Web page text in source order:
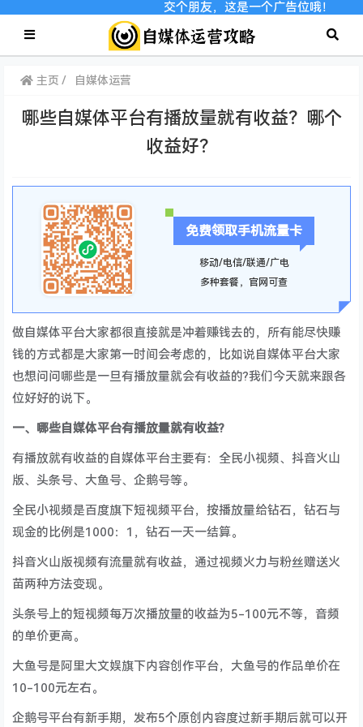
交个朋友，这是一个广告位哦！
主页 自媒体运营
哪些自媒体平台有播放量就有收益？哪个
收益好？
免费领取手机流量卡
移动/电信/联通/广电
多种套餐，官网可查
做自媒体平台大家都很直接就是冲着赚钱去的，所有能尽快赚
钱的方式都是大家第一时间会考虑的，比如说自媒体平台大家
也想问问哪些是一旦有播放量就会有收益的?我们今天就来跟各
位好好的说下。
一、哪些自媒体平台有播放量就有收益?
有播放就有收益的自媒体平台主要有：全民小视频、抖音火山
版、头条号、大鱼号、企鹅号等。
全民小视频是百度旗下短视频平台，按播放量给钻石，钻石与
现金的比例是1000：1，钻石一天一结算。
抖音火山版视频有流量就有收益，通过视频火力与粉丝赠送火
苗两种方法变现。
头条号上的短视频每万次播放量的收益为5-100元不等，音频
的单价更高。
大鱼号是阿里大文娱旗下内容创作平台，大鱼号的作品单价在
10-100元左右。
企鹅号平台有新手期，发布5个原创内容度过新手期后就可以开